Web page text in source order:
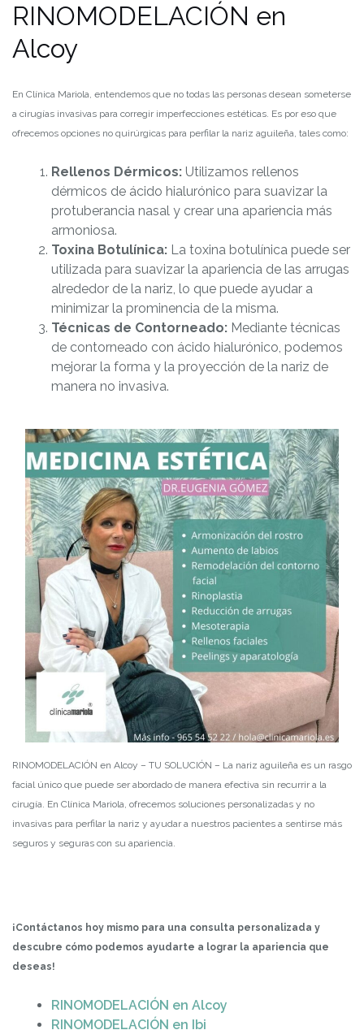
RINOMODELACIÓN en
Alcoy
En Clínica Mariola, entendemos que no todas las personas desean someterse
a cirugías invasivas para corregir imperfecciones estéticas. Es por eso que
ofrecemos opciones no quirúrgicas para perfilar la nariz aguileña, tales como:
Rellenos Dérmicos: Utilizamos rellenos
dérmicos de ácido hialurónico para suavizar la
protuberancia nasal y crear una apariencia más
armoniosa.
Toxina Botulínica: La toxina botulínica puede ser
utilizada para suavizar la apariencia de las arrugas
alrededor de la nariz, lo que puede ayudar a
minimizar la prominencia de la misma.
Técnicas de Contorneado: Mediante técnicas
de contorneado con ácido hialurónico, podemos
mejorar la forma y la proyección de la nariz de
manera no invasiva.
RINOMODELACIÓN en Alcoy – TU SOLUCIÓN – La nariz aguileña es un rasgo
facial único que puede ser abordado de manera efectiva sin recurrir a la
cirugía. En Clínica Mariola, ofrecemos soluciones personalizadas y no
invasivas para perfilar la nariz y ayudar a nuestros pacientes a sentirse más
seguros y seguras con su apariencia.
¡Contáctanos hoy mismo para una consulta personalizada y
descubre cómo podemos ayudarte a lograr la apariencia que
deseas!
RINOMODELACIÓN en Alcoy
RINOMODELACIÓN en Ibi